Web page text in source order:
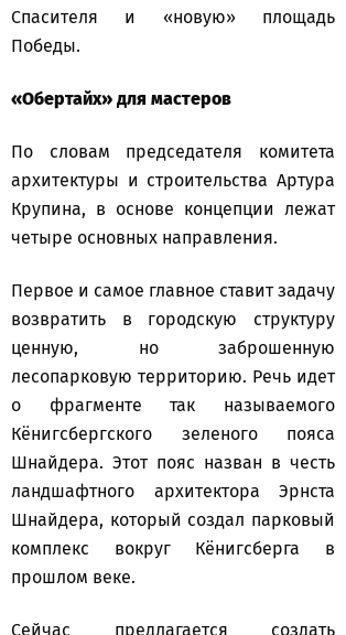
Спасителя и «новую» площадь
Победы.
«Обертайх» для мастеров
По словам председателя комитета
архитектуры и строительства Артура
Крупина, в основе концепции лежат
четыре основных направления.
Первое и самое главное ставит задачу
возвратить в городскую структуру
ценную, но заброшенную
лесопарковую территорию. Речь идет
о фрагменте так называемого
Кёнигсбергского зеленого пояса
Шнайдера. Этот пояс назван в честь
ландшафтного архитектора Эрнста
Шнайдера, который создал парковый
комплекс вокруг Кёнигсберга в
прошлом веке.
Сейчас предлагается создать